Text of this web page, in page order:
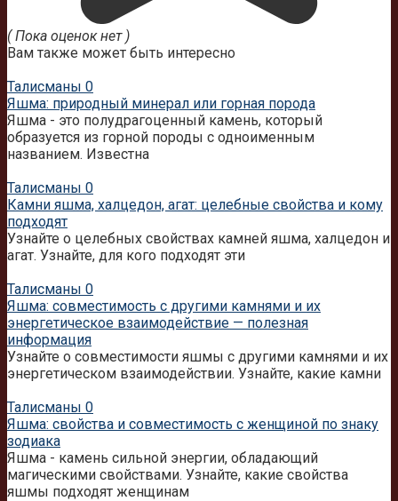
( Пока оценок нет )
Вам также может быть интересно
Талисманы 0
Яшма: природный минерал или горная порода
Яшма - это полудрагоценный камень, который
образуется из горной породы с одноименным
названием. Известна
Талисманы 0
Камни яшма, халцедон, агат: целебные свойства и кому
подходят
Узнайте о целебных свойствах камней яшма, халцедон и
агат. Узнайте, для кого подходят эти
Талисманы 0
Яшма: совместимость с другими камнями и их
энергетическое взаимодействие — полезная
информация
Узнайте о совместимости яшмы с другими камнями и их
энергетическом взаимодействии. Узнайте, какие камни
Талисманы 0
Яшма: свойства и совместимость с женщиной по знаку
зодиака
Яшма - камень сильной энергии, обладающий
магическими свойствами. Узнайте, какие свойства
яшмы подходят женщинам